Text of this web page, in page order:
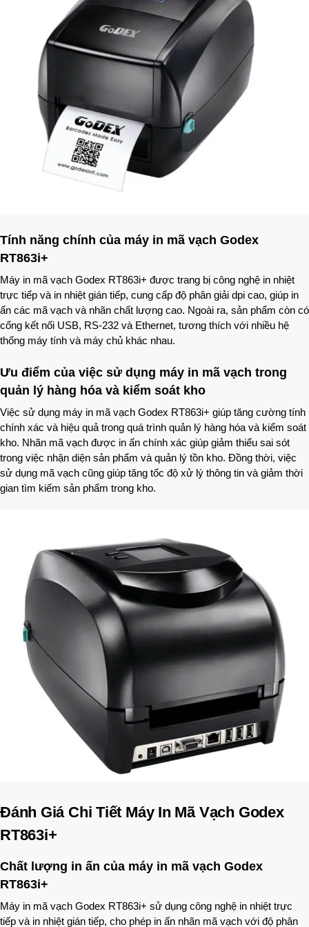
Tính năng chính của máy in mã vạch Godex
RT863i+
Máy in mã vạch Godex RT863i+ được trang bị công nghệ in nhiệt
trực tiếp và in nhiệt gián tiếp, cung cấp độ phân giải dpi cao, giúp in
ấn các mã vạch và nhãn chất lượng cao. Ngoài ra, sản phẩm còn có
cổng kết nối USB, RS-232 và Ethernet, tương thích với nhiều hệ
thống máy tính và máy chủ khác nhau.
Ưu điểm của việc sử dụng máy in mã vạch trong
quản lý hàng hóa và kiểm soát kho
Việc sử dụng máy in mã vạch Godex RT863i+ giúp tăng cường tính
chính xác và hiệu quả trong quá trình quản lý hàng hóa và kiểm soát
kho. Nhãn mã vạch được in ấn chính xác giúp giảm thiểu sai sót
trong việc nhận diện sản phẩm và quản lý tồn kho. Đồng thời, việc
sử dụng mã vạch cũng giúp tăng tốc độ xử lý thông tin và giảm thời
gian tìm kiếm sản phẩm trong kho.
Đánh Giá Chi Tiết Máy In Mã Vạch Godex
RT863i+
Chất lượng in ấn của máy in mã vạch Godex
RT863i+
Máy in mã vạch Godex RT863i+ sử dụng công nghệ in nhiệt trực
tiếp và in nhiệt gián tiếp, cho phép in ấn nhãn mã vạch với độ phân